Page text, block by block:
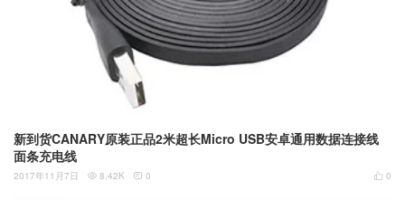
新到货CANARY原装正品2米超长Micro USB安卓通用数据连接线
面条充电线
 0
2017年11月7日  8.42K  0